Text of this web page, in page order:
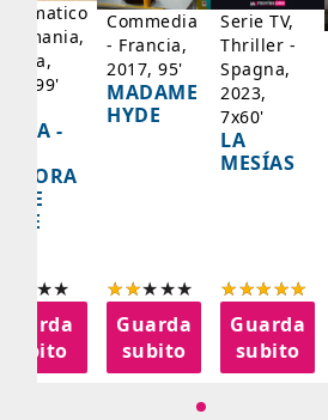
99'
-
subito
Commedia
- Francia,
2017, 95'
MADAME
HYDE
Guarda
subito
Serie TV,
Thriller -
Spagna,
2023,
7x60'
LA
MESÍAS
Guarda
subito